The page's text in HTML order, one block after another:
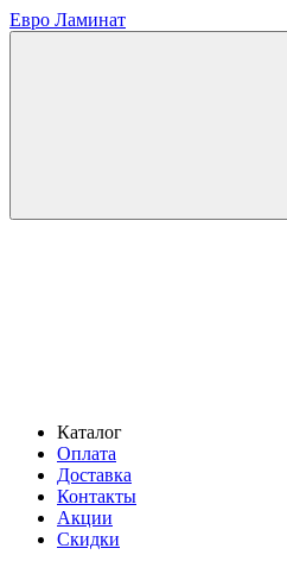
Евро Ламинат
Каталог
Оплата
Доставка
Контакты
Акции
Скидки